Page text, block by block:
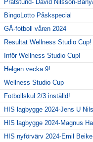
Pratstund- David Nilsson-
BingoLotto Påskspecial
GÅ-fotboll våren 2024
Resultat Wellness Studio Cup!
Inför Wellness Studio Cup!
Helgen vecka 9!
Wellness Studio Cup
Fotbollskul 2/3 inställd!
HIS lagbygge 2024-Jens U
HIS lagbygge 2024-Magnus
HIS nyförvärv 2024-Emil Beike